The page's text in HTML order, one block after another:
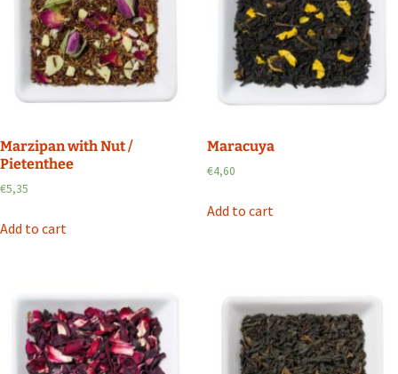
Marzipan with Nut /
Pietenthee
€5,35
Add to cart
Maracuya
€4,60
Add to cart